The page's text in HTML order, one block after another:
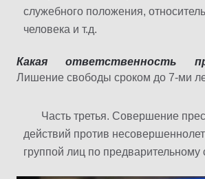
служебного положения,
человека и т.д.
Какая ответственность
Лишение свободы сроком до 7-ми
Часть третья. Совершение
действий против
группой лиц по предварительному